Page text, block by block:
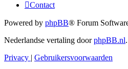
Contact
Powered by phpBB® Forum
Nederlandse vertaling doorphpBB.nl.
Privacy | Gebruikersvoorwaarden